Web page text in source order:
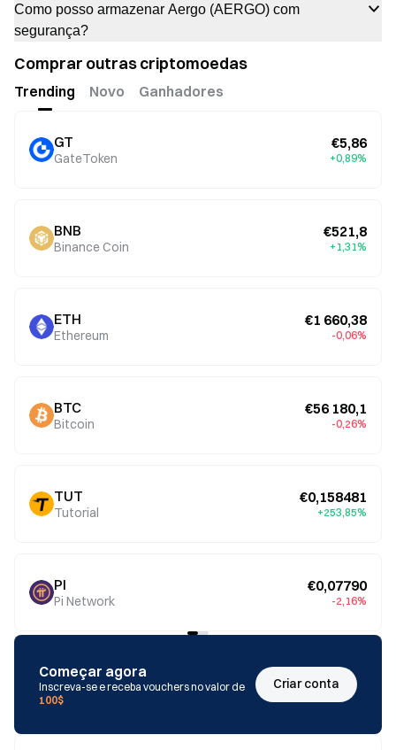
Como posso armazenar Aergo (AERGO) com
segurança?
Comprar outras criptomoedas
Trending Novo Ganhadores
GT
GateToken
€5,86
+0,89%
BNB
Binance Coin
€521,8
+1,31%
ETH
Ethereum
€1 660,38
-0,06%
BTC
Bitcoin
€56 180,1
-0,26%
TUT
Tutorial
€0,158481
+253,85%
PI
Pi Network
€0,07790
-2,16%
Começar agora
Inscreva-se e receba vouchers no valor de
100$
Criar conta